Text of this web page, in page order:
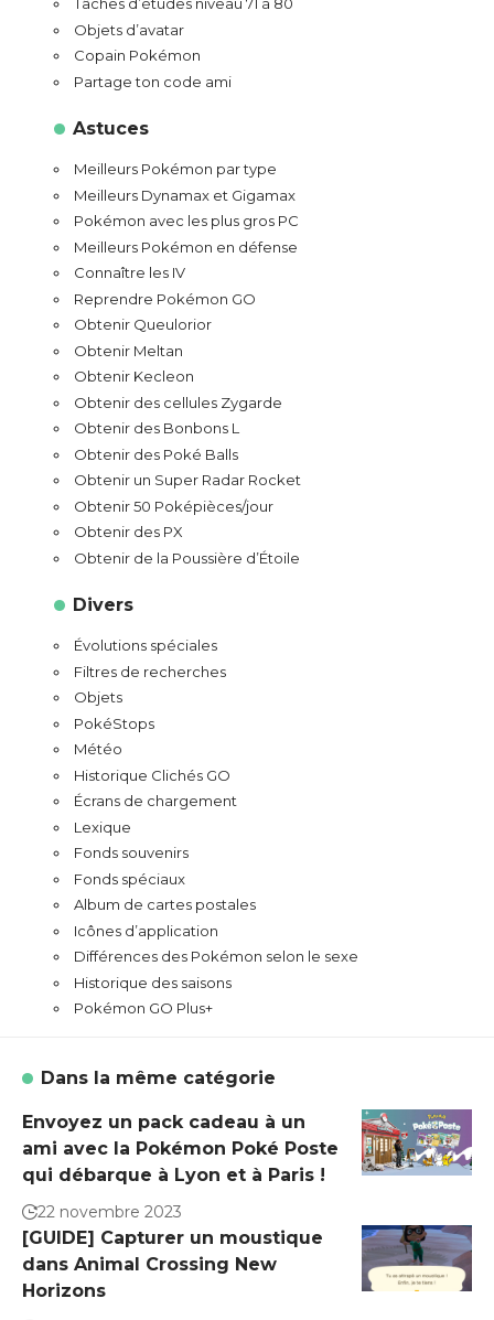
Objets d’avatar
Copain Pokémon
Partage ton code ami
Astuces
Meilleurs Pokémon par type
Meilleurs Dynamax et Gigamax
Pokémon avec les plus gros PC
Meilleurs Pokémon en défense
Connaître les IV
Reprendre Pokémon GO
Obtenir Queulorior
Obtenir Meltan
Obtenir Kecleon
Obtenir des cellules Zygarde
Obtenir des Bonbons L
Obtenir des Poké Balls
Obtenir un Super Radar Rocket
Obtenir 50 Poképièces/jour
Obtenir des PX
Obtenir de la Poussière d’Étoile
Divers
Évolutions spéciales
Filtres de recherches
Objets
PokéStops
Météo
Historique Clichés GO
Écrans de chargement
Lexique
Fonds souvenirs
Fonds spéciaux
Album de cartes postales
Icônes d’application
Différences des Pokémon selon le sexe
Historique des saisons
Pokémon GO Plus+
Dans la même catégorie
Envoyez un pack cadeau à un
ami avec la Pokémon Poké Poste
qui débarque à Lyon et à Paris !
22 novembre 2023
[GUIDE] Capturer un moustique
dans Animal Crossing New
Horizons